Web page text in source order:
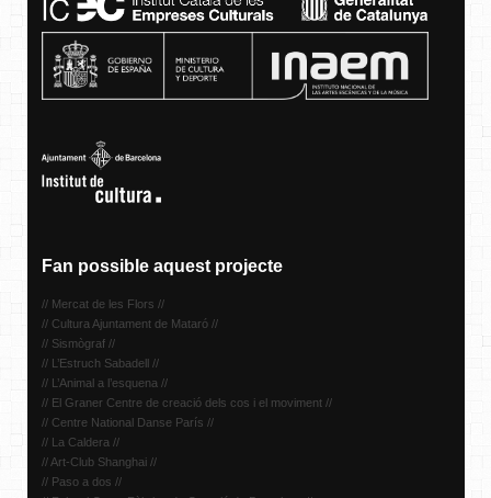
Fan possible aquest projecte
// Mercat de les Flors //
// Cultura Ajuntament de Mataró //
// Sismògraf //
// L’Estruch Sabadell //
// L’Animal a l’esquena //
// El Graner Centre de creació dels cos i el moviment //
// Centre National Danse París //
// La Caldera //
// Art-Club Shanghai //
// Paso a dos //